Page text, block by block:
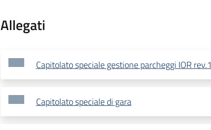
Allegati
Capitolato speciale gestione parcheggi IOR rev.1
Capitolato speciale di gara